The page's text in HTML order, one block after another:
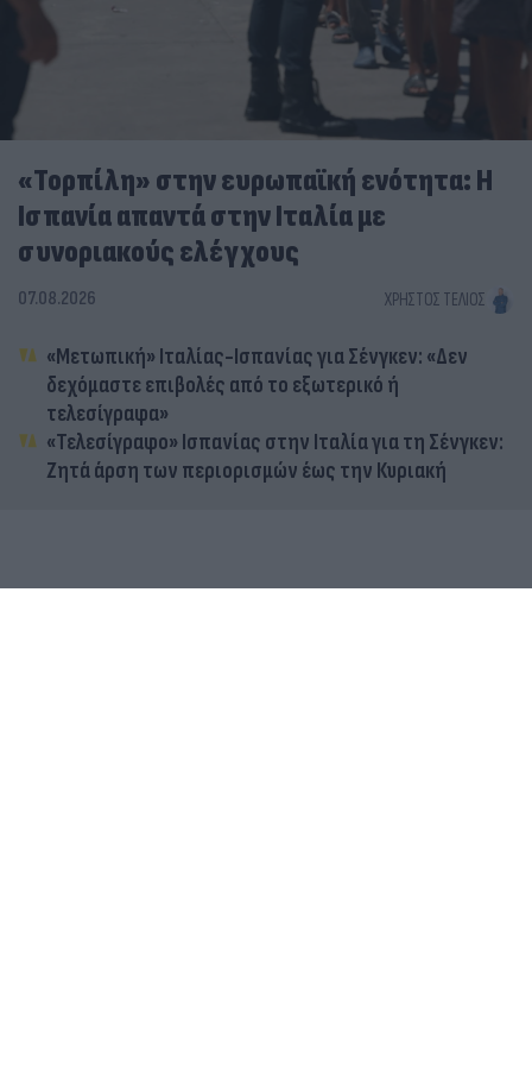
«Τορπίλη» στην ευρωπαϊκή ενότητα: Η
Ισπανία απαντά στην Ιταλία με
συνοριακούς ελέγχους
07.08.2026 ΧΡΉΣΤΟΣ ΤΈΛΙΟΣ
«Μετωπική» Ιταλίας-Ισπανίας για Σένγκεν: «Δεν
δεχόμαστε επιβολές από το εξωτερικό ή
τελεσίγραφα»
«Τελεσίγραφο» Ισπανίας στην Ιταλία για τη Σένγκεν:
Ζητά άρση των περιορισμών έως την Κυριακή